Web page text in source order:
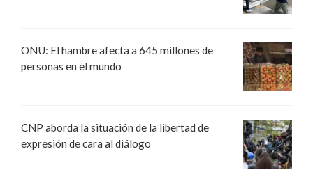
ONU: El hambre afecta a 645 millones de
personas en el mundo
CNP aborda la situación de la libertad de
expresión de cara al diálogo